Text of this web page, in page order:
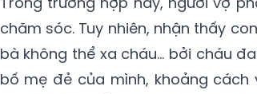
chăm sóc. Tuy nhiên, nhận thấy
bà không thể xa cháu… bởi cháu
bố mẹ đẻ của mình, khoảng